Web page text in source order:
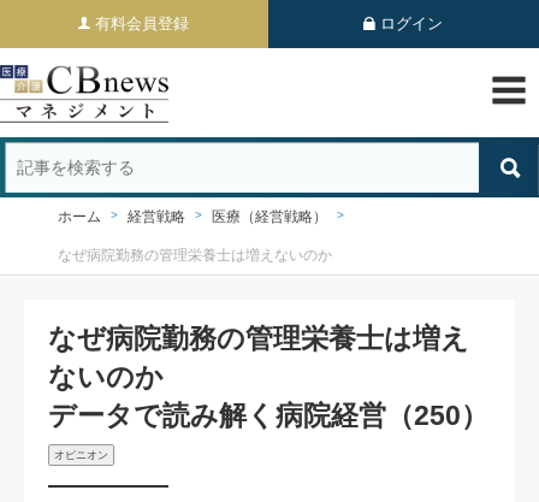
有料会員登録 ログイン
ホーム 経営戦略 医療（経営戦略）
なぜ病院勤務の管理栄養士は増えないのか
なぜ病院勤務の管理栄養士は増え
ないのか
データで読み解く病院経営（250）
オピニオン